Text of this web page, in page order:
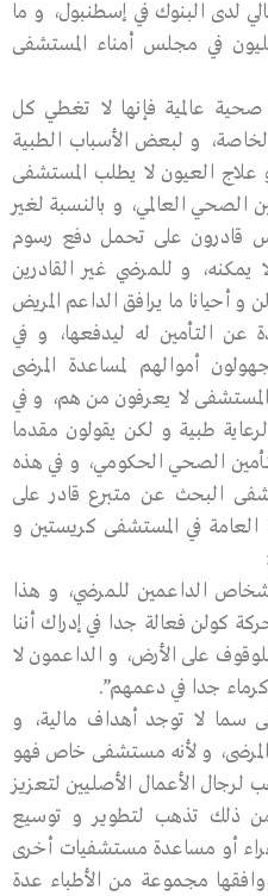
لدى البنوك في إسطنبول، و ما
في مجلس أمناء المستشفى
صحية عالمية فإنها لا تغطي كل
الخاصة، و لبعض الأسباب الطبية
علاج العيون لا يطلب المستشفى
الصحي العالمي، و بالنسبة لغير
قادرون على تحمل دفع رسوم
و للمرضي غير القادرين
و أحيانا ما يرافق الداعم المريض
عن التأمين له ليدفعها، و في
أموالهم لمساعدة المرضى
المستشفى لا يعرفون من هم، و في
طبية و لكن يقولون مقدما
الصحي الحكومي، و في هذه
البحث عن متبرع قادر على
في المستشفى كريستين و
الداعمين للمرضي، و هذا
كولن فعالة جدا في إدراك أننا
على الأرض، و الداعمون لا
كرماء جدا في دعمهم”.
سما لا توجد أهداف مالية، و
المرضى، و لأنه مستشفى خاص فهو
لرجال الأعمال الأصليين لتعزيز
من ذلك تذهب لتطوير و توسيع
أو مساعدة مستشفيات أخرى
مجموعة من الأطباء عدة